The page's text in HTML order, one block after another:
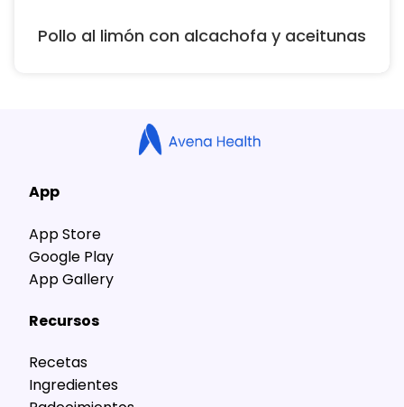
Pollo al limón con alcachofa y aceitunas
App
App Store
Google Play
App Gallery
Recursos
Recetas
Ingredientes